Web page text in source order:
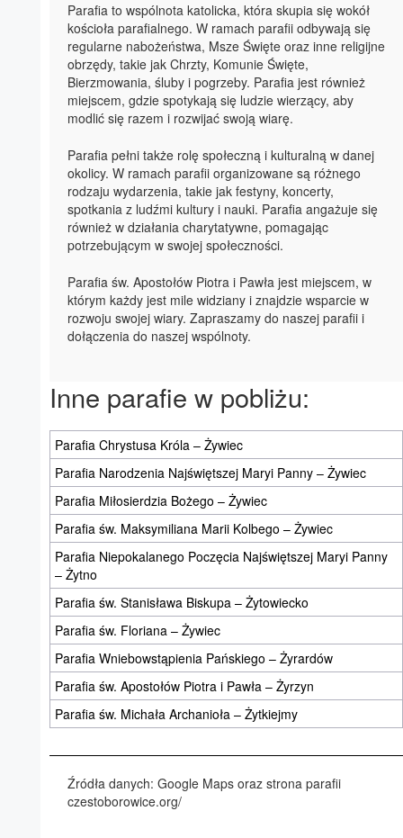
Parafia to wspólnota katolicka, która skupia się wokół
kościoła parafialnego. W ramach parafii odbywają się
regularne nabożeństwa, Msze Święte oraz inne religijne
obrzędy, takie jak Chrzty, Komunie Święte,
Bierzmowania, śluby i pogrzeby. Parafia jest również
miejscem, gdzie spotykają się ludzie wierzący, aby
modlić się razem i rozwijać swoją wiarę.
Parafia pełni także rolę społeczną i kulturalną w danej
okolicy. W ramach parafii organizowane są różnego
rodzaju wydarzenia, takie jak festyny, koncerty,
spotkania z ludźmi kultury i nauki. Parafia angażuje się
również w działania charytatywne, pomagając
potrzebującym w swojej społeczności.
Parafia św. Apostołów Piotra i Pawła jest miejscem, w
którym każdy jest mile widziany i znajdzie wsparcie w
rozwoju swojej wiary. Zapraszamy do naszej parafii i
dołączenia do naszej wspólnoty.
Inne parafie w pobliżu:
Parafia Chrystusa Króla – Żywiec
Parafia Narodzenia Najświętszej Maryi Panny – Żywiec
Parafia Miłosierdzia Bożego – Żywiec
Parafia św. Maksymiliana Marii Kolbego – Żywiec
Parafia Niepokalanego Poczęcia Najświętszej Maryi Panny
– Żytno
Parafia św. Stanisława Biskupa – Żytowiecko
Parafia św. Floriana – Żywiec
Parafia Wniebowstąpienia Pańskiego – Żyrardów
Parafia św. Apostołów Piotra i Pawła – Żyrzyn
Parafia św. Michała Archanioła – Żytkiejmy
Źródła danych: Google Maps oraz strona parafii
czestoborowice.org/